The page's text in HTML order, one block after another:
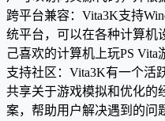
跨平台兼容：Vita3K支持
统平台，可以在各种计算机
己喜欢的计算机上玩PS Vita
支持社区：Vita3K有一个活
共享关于游戏模拟和优化的
案，帮助用户解决遇到的问